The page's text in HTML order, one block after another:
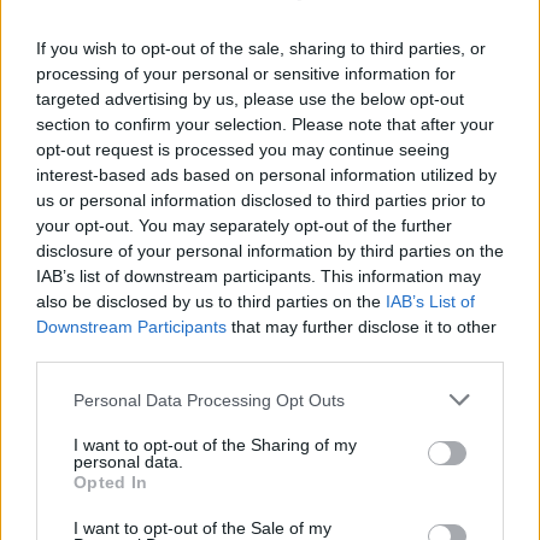
If you wish to opt-out of the sale, sharing to third parties, or
processing of your personal or sensitive information for
targeted advertising by us, please use the below opt-out
section to confirm your selection. Please note that after your
opt-out request is processed you may continue seeing
interest-based ads based on personal information utilized by
us or personal information disclosed to third parties prior to
your opt-out. You may separately opt-out of the further
disclosure of your personal information by third parties on the
IAB’s list of downstream participants. This information may
also be disclosed by us to third parties on the IAB’s List of
Downstream Participants that may further disclose it to other
Please note that this website/app uses one or more Google
not limited to your visit or usage behaviour. You may click to
grant or deny consent to Google and its third-party tags to
use your data for below specified purposes in below Google
consent section.
Personal Data Processing Opt Outs
I want to opt-out of the Sharing of my
personal data.
Opted In
I want to opt-out of the Sale of my
MAGYAR ÉPÍTŐK
Aktuális